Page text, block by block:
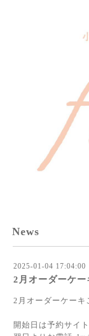
News
2025-01-04 17:04:00
2月オーダーケ
2月オーダーケーキ
開始日は予約サイ